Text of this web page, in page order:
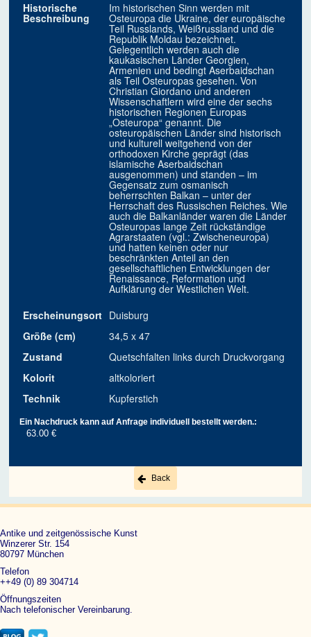
Historische
Beschreibung
Im historischen Sinn werden mit
Osteuropa die Ukraine, der europäische
Teil Russlands, Weißrussland und die
Republik Moldau bezeichnet.
Gelegentlich werden auch die
kaukasischen Länder Georgien,
Armenien und bedingt Aserbaidschan
als Teil Osteuropas gesehen. Von
Christian Giordano und anderen
Wissenschaftlern wird eine der sechs
historischen Regionen Europas
„Osteuropa“ genannt. Die
osteuropäischen Länder sind historisch
und kulturell weitgehend von der
orthodoxen Kirche geprägt (das
islamische Aserbaidschan
ausgenommen) und standen – im
Gegensatz zum osmanisch
beherrschten Balkan – unter der
Herrschaft des Russischen Reiches. Wie
auch die Balkanländer waren die Länder
Osteuropas lange Zeit rückständige
Agrarstaaten (vgl.: Zwischeneuropa)
und hatten keinen oder nur
beschränkten Anteil an den
gesellschaftlichen Entwicklungen der
Renaissance, Reformation und
Aufklärung der Westlichen Welt.
Erscheinungsort Duisburg
Größe (cm)
34,5 x 47
Zustand
Quetschfalten links durch Druckvorgang
Kolorit
altkoloriert
Technik
Kupferstich
Ein Nachdruck kann auf Anfrage individuell bestellt werden.:
63.00 €
Back
Antike und zeitgenössische Kunst
Winzerer Str. 154
80797 München
Telefon
++49 (0) 89 304714
Öffnungszeiten
Nach telefonischer Vereinbarung.